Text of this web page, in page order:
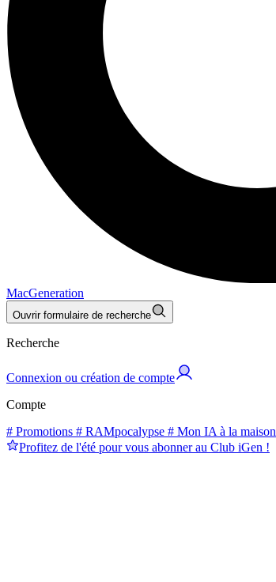
MacGeneration
Ouvrir formulaire de recherche
Recherche
Connexion ou création de compte
Compte
# Promotions # RAMpocalypse # Mon IA à la maison
Profitez de l'été pour vous abonner au Club iGen !